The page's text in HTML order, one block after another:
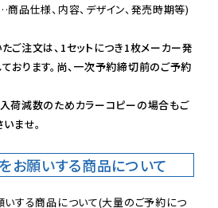
品仕様、内容、デザイン、発売時期等)
注文は、1セットにつき1枚メーカー発
おります。尚、一次予約締切前のご予約
荷減数のためカラーコピーの場合もご
ませ。
お願いする商品について
する商品について(大量のご予約につ